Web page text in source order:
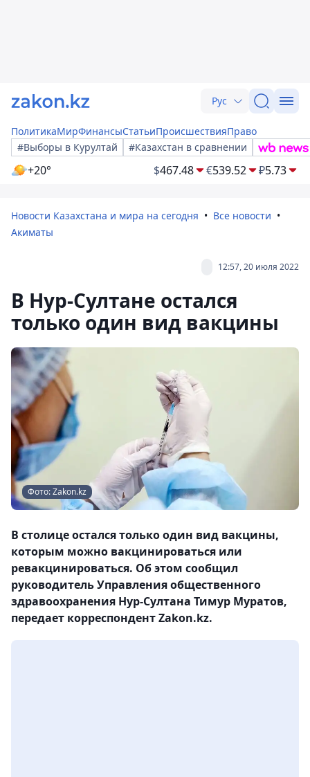
Рус
ПолитикаМирФинансыСтатьиПроисшествияПраво
#Выборы в Курултай
#Казахстан в сравнении
+20° $467.48 €539.52 ₽5.73
Новости Казахстана и мира на сегодня
Все новости
Акиматы
12:57, 20 июля 2022
В Нур-Султане остался
только один вид вакцины
Фото: Zakon.kz
В столице остался только один вид вакцины,
которым можно вакцинироваться или
ревакцинироваться. Об этом сообщил
руководитель Управления общественного
здравоохранения Нур-Султана Тимур Муратов,
передает корреспондент Zakon.kz.